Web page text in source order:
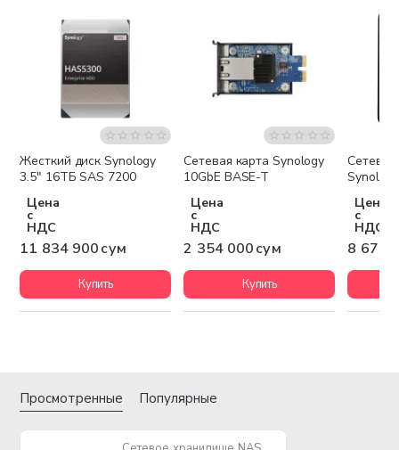
Бесплатная доставка
Жесткий диск Synology
3.5" 16TБ SAS 7200
Цена
с
НДС
11 834 900 сум
Купить
Бесплатная доставка
Сетевая карта Synology
10GbE BASE-T
Цена
с
НДС
2 354 000 сум
Купить
Цена
с
НДС
8 674
Просмотренные Популярные